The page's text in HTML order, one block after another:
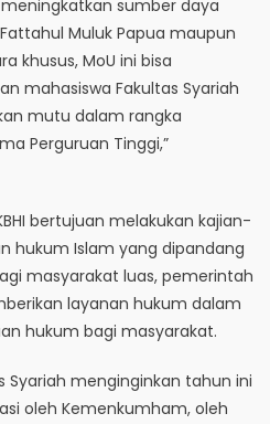
sumber daya
Muluk Papua maupun
khusus, MoU ini bisa
mahasiswa Fakultas Syariah
mutu dalam rangka
Perguruan Tinggi,”
bertujuan melakukan kajian-
hukum Islam yang dipandang
masyarakat luas, pemerintah
layanan hukum dalam
hukum bagi masyarakat.
Syariah menginginkan tahun ini
oleh Kemenkumham, oleh